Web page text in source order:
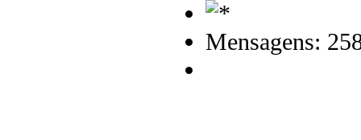
Mensagens: